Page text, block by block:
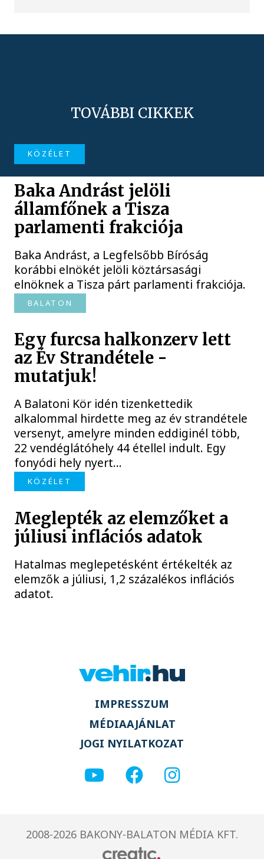
TOVÁBBI CIKKEK
KÖZÉLET
Baka Andrást jelöli
államfőnek a Tisza
parlamenti frakciója
Baka Andrást, a Legfelsőbb Bíróság
korábbi elnökét jelöli köztársasági
elnöknek a Tisza párt parlamenti frakciója.
BALATON
Egy furcsa halkonzerv lett
az Év Strandétele -
mutatjuk!
A Balatoni Kör idén tizenkettedik
alkalommal hirdette meg az év strandétele
versenyt, amelyre minden eddiginél több,
22 vendéglátóhely 44 étellel indult. Egy
fonyódi hely nyert...
KÖZÉLET
Meglepték az elemzőket a
júliusi inflációs adatok
Hatalmas meglepetésként értékelték az
elemzők a júliusi, 1,2 százalékos inflációs
adatot.
IMPRESSZUM
MÉDIAAJÁNLAT
JOGI NYILATKOZAT
2008-2026 BAKONY-BALATON MÉDIA KFT.